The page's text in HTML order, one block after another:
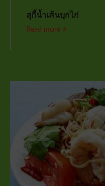
สุกี้น้ำเส้นบุกไก่
Read more